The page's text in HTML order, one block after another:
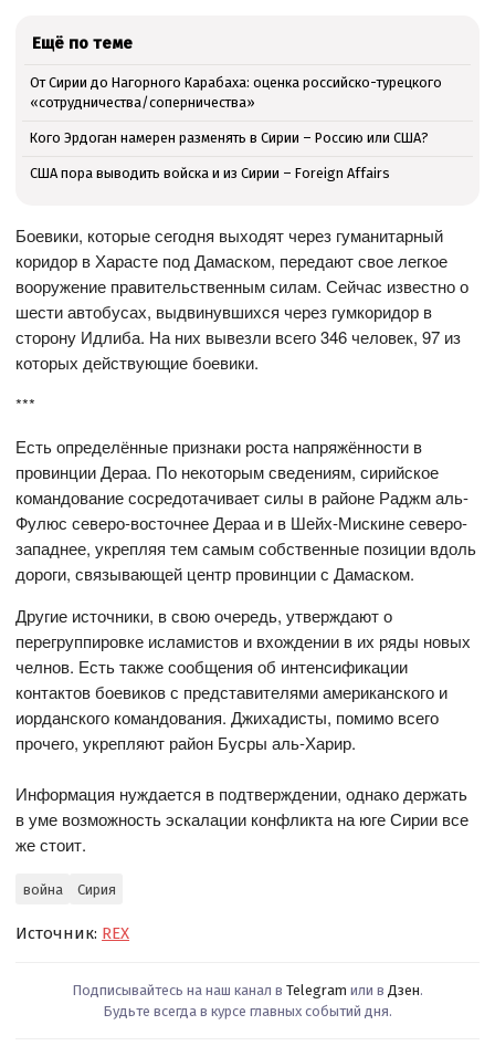
Ещё по теме
От Сирии до Нагорного Карабаха: оценка российско-турецкого
«сотрудничества/соперничества»
Кого Эрдоган намерен разменять в Сирии – Россию или США?
США пора выводить войска и из Сирии – Foreign Affairs
Боевики, которые сегодня выходят через гуманитарный
коридор в Харасте под Дамаском, передают свое легкое
вооружение правительственным силам. Сейчас известно о
шести автобусах, выдвинувшихся через гумкоридор в
сторону Идлиба. На них вывезли всего 346 человек, 97 из
которых действующие боевики.
***
Есть определённые признаки роста напряжённости в
провинции Дераа. По некоторым сведениям, сирийское
командование сосредотачивает силы в районе Раджм аль-
Фулюс северо-восточнее Дераа и в Шейх-Мискине северо-
западнее, укрепляя тем самым собственные позиции вдоль
дороги, связывающей центр провинции с Дамаском.
Другие источники, в свою очередь, утверждают о
перегруппировке исламистов и вхождении в их ряды новых
челнов. Есть также сообщения об интенсификации
контактов боевиков с представителями американского и
иорданского командования. Джихадисты, помимо всего
прочего, укрепляют район Бусры аль-Харир.
Информация нуждается в подтверждении, однако держать
в уме возможность эскалации конфликта на юге Сирии все
же стоит.
война Сирия
Источник: REX
Подписывайтесь на наш канал в Telegram или в Дзен.
Будьте всегда в курсе главных событий дня.